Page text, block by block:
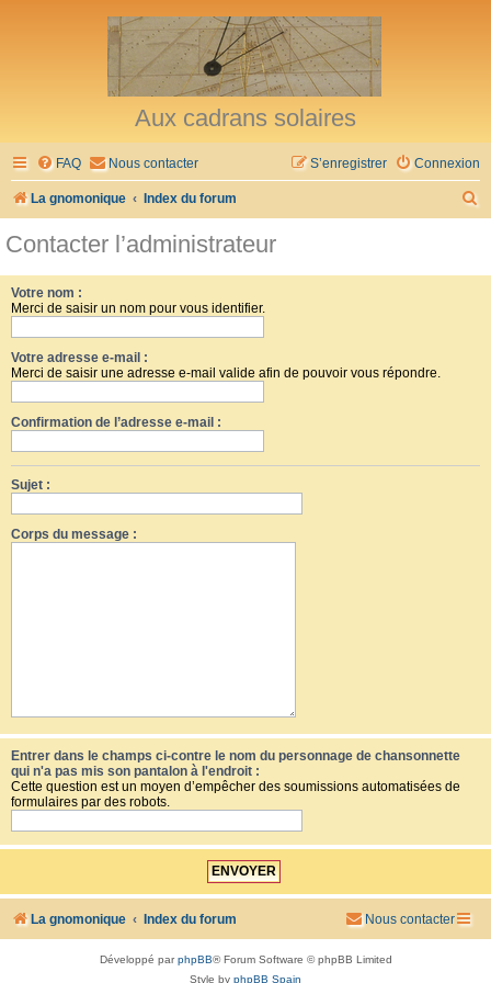
Aux cadrans solaires
FAQ Nous contacter Connexion
S’enregistrer
La gnomonique Index du forum
Contacter l’administrateur
Votre nom :
Merci de saisir un nom pour vous identifier.
Votre adresse e-mail :
Merci de saisir une adresse e-mail valide afin de pouvoir vous répondre.
Confirmation de l’adresse e-mail :
Sujet :
Corps du message :
Entrer dans le champs ci-contre le nom du personnage de chansonnette
qui n'a pas mis son pantalon à l'endroit :
Cette question est un moyen d’empêcher des soumissions automatisées de
formulaires par des robots.
La gnomonique Index du forum Nous contacter
Développé parphpBB® Forum Software © phpBB Limited
Style by phpBB Spain